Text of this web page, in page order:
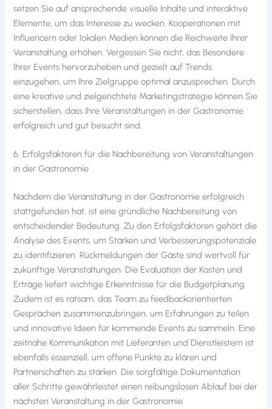
setzen Sie auf ansprechende visuelle Inhalte und interaktive
Elemente, um das Interesse zu wecken. Kooperationen mit
Influencern oder lokalen Medien können die Reichweite Ihrer
Veranstaltung erhöhen. Vergessen Sie nicht, das Besondere
Ihrer Events hervorzuheben und gezielt auf Trends
einzugehen, um Ihre Zielgruppe optimal anzusprechen. Durch
eine kreative und zielgerichtete Marketingstrategie können Sie
sicherstellen, dass Ihre Veranstaltungen in der Gastronomie
erfolgreich und gut besucht sind.
6. Erfolgsfaktoren für die Nachbereitung von Veranstaltungen
in der Gastronomie
Nachdem die Veranstaltung in der Gastronomie erfolgreich
stattgefunden hat, ist eine gründliche Nachbereitung von
entscheidender Bedeutung. Zu den Erfolgsfaktoren gehört die
Analyse des Events, um Stärken und Verbesserungspotenziale
zu identifizieren. Rückmeldungen der Gäste sind wertvoll für
zukünftige Veranstaltungen. Die Evaluation der Kosten und
Erträge liefert wichtige Erkenntnisse für die Budgetplanung.
Zudem ist es ratsam, das Team zu feedbackorientierten
Gesprächen zusammenzubringen, um Erfahrungen zu teilen
und innovative Ideen für kommende Events zu sammeln. Eine
zeitnahe Kommunikation mit Lieferanten und Dienstleistern ist
ebenfalls essenziell, um offene Punkte zu klären und
Partnerschaften zu stärken. Die sorgfältige Dokumentation
aller Schritte gewährleistet einen reibungslosen Ablauf bei der
nächsten Veranstaltung in der Gastronomie.